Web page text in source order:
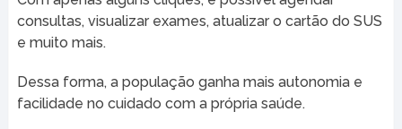
consultas, visualizar exames, atualizar o cartão do SUS
e muito mais.
Dessa forma, a população ganha mais autonomia e
facilidade no cuidado com a própria saúde.